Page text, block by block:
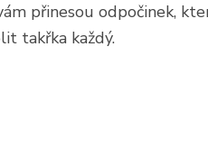
přinesou odpočinek,
takřka každý.